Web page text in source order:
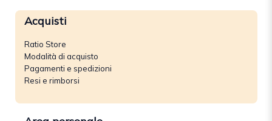
Acquisti
Ratio Store
Modalità di acquisto
Pagamenti e spedizioni
Resi e rimborsi